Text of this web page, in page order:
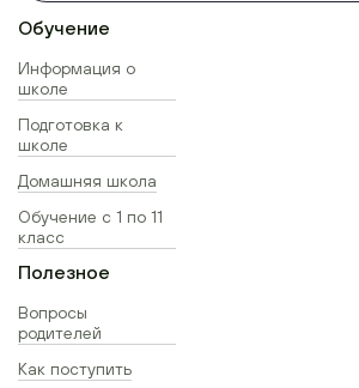
Обучение
Информация о
школе
Подготовка к
школе
Домашняя школа
Обучение с 1 по 11
класс
Полезное
Вопросы
родителей
Как поступить